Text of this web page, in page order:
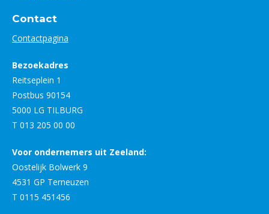
Contact
Contactpagina
Bezoekadres
Reitseplein 1
Postbus 90154
5000 LG TILBURG
T 013 205 00 00
Voor ondernemers uit Zeeland:
Oostelijk Bolwerk 9
4531 GP Terneuzen
T 0115 451456